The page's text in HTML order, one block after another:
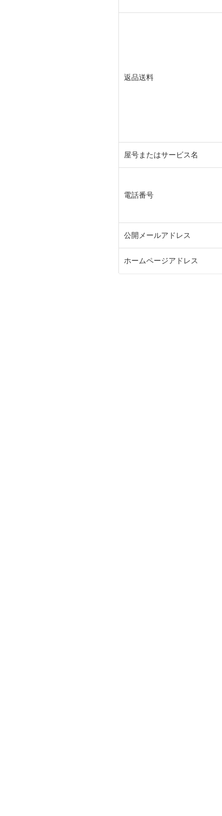
返品送料
屋号またはサービス名
電話番号
公開メールアドレス
ホームページアドレス